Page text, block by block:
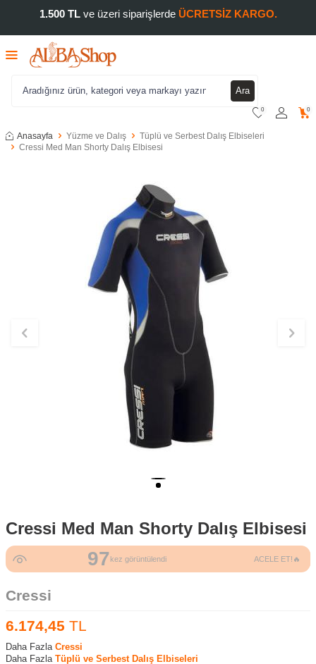
1.500 TLve üzeri siparişlerde ÜCRETSİZ KARGO.
Ara
0 0
Anasayfa Yüzme ve Dalış
Tüplü ve Serbest Dalış Elbiseleri
Cressi Med Man Shorty Dalış Elbisesi
Cressi Med Man Shorty Dalış Elbisesi
97kez görüntülendi ACELE ET!🔥
Cressi
6.174,45 TL
Daha Fazla Cressi
Daha Fazla Tüplü ve Serbest Dalış Elbiseleri